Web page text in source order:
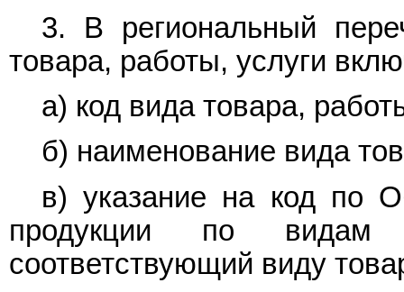
3. В региональный
товара, работы, услуги
а) код вида товара,
б) наименование вида
в) указание на код по
продукции по видам
соответствующий виду